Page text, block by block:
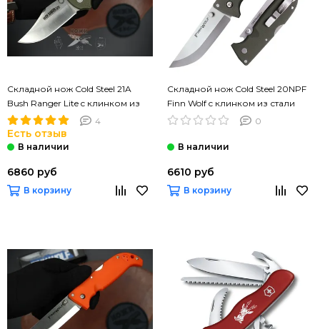
Складной нож Cold Steel 21A
Bush Ranger Lite c клинком из
стали 8Cr13MoV, рукоять GRN
4
Есть отзыв
6860 руб
В корзину
Складной нож Cold Steel 20NPF
Finn Wolf c клинком из стали
AUS-8A, рукоять Grivory (Griv-
0
6610 руб
В корзину